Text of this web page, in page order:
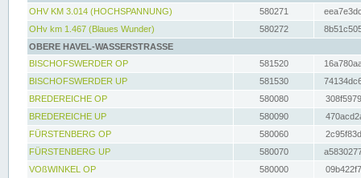
OHV KM 3.014 (HOCHSPANNUNG)
580271
OHv km 1.467 (Blaues Wunder)
580272
OBERE HAVEL-WASSERSTRASSE
BISCHOFSWERDER OP
581520
BISCHOFSWERDER UP
581530
BREDEREICHE OP
580080
BREDEREICHE UP
580090
FÜRSTENBERG OP
580060
FÜRSTENBERG UP
580070
VOßWINKEL OP
580000